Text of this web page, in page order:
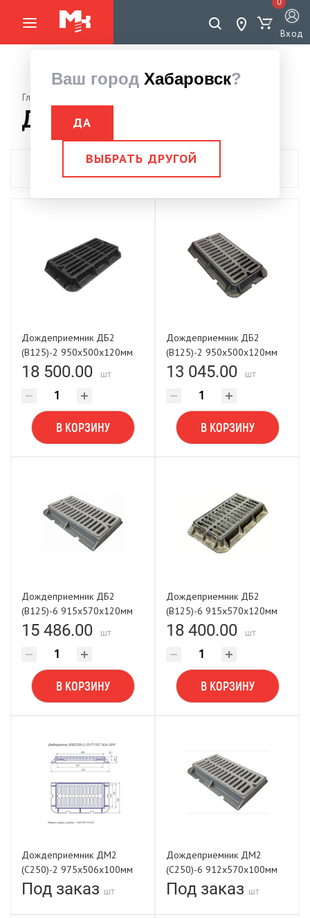
Ваш город Хабаровск?
ДА
ВЫБРАТЬ ДРУГОЙ
Вход
Главная страница
Дождеприемники
Показать фильтры
Дождеприемник ДБ2
(В125)-2 950х500х120мм
(795х400х45(75)мм) ГОСТ
3634-2019 боковой
18 500.00 шт
В КОРЗИНУ
Дождеприемник ДБ2
(В125)-2 950х500х120мм
(795х400х45мм) боковой
AQUA LIFE
13 045.00 шт
В КОРЗИНУ
Дождеприемник ДБ2
(В125)-6 915х570х120мм
(810х400х42мм) торцевой
AQUA LIFE
15 486.00 шт
В КОРЗИНУ
Дождеприемник ДБ2
(В125)-6 915х570х120мм
(810х400х45(75)мм) ГОСТ
3634-2019 торцевой
18 400.00 шт
В КОРЗИНУ
Дождеприемник ДМ2
(С250)-2 975х506х100мм
(804х400х40мм) ГОСТ
3634-2019 боковой
Под заказ шт
Дождеприемник ДМ2
(С250)-6 912х570х100мм
(804х400х40мм) ГОСТ
3634-2019 торцевой
Под заказ шт